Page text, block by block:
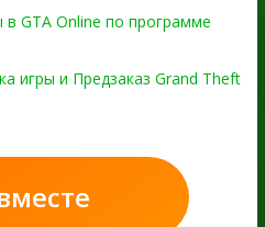
GTA Online по программе
игры и Предзаказ Grand Theft